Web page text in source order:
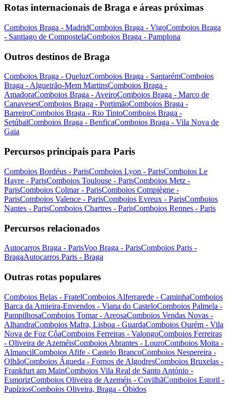
Rotas internacionais de Braga e áreas próximas
Comboios Braga - MadridComboios Braga - VigoComboios Braga
- Santiago de CompostelaComboios Braga - Pamplona
Outros destinos de Braga
Comboios Braga - QueluzComboios Braga - SantarémComboios
Braga - Algueirão-Mem MartinsComboios Braga -
AmadoraComboios Braga - AveiroComboios Braga - Marco de
CanavesesComboios Braga - PortimãoComboios Braga -
BarreiroComboios Braga - Rio TintoComboios Braga -
SetúbalComboios Braga - BenficaComboios Braga - Vila Nova de
Gaia
Percursos principais para Paris
Comboios Bordéus - ParisComboios Lyon - ParisComboios Le
Havre - ParisComboios Toulouse - ParisComboios Metz -
ParisComboios Colmar - ParisComboios Compiègne -
ParisComboios Valence - ParisComboios Evreux - ParisComboios
Nantes - ParisComboios Chartres - ParisComboios Rennes - Paris
Percursos relacionados
Autocarros Braga - ParisVoo Braga - ParisComboios Paris -
BragaAutocarros Paris - Braga
Outras rotas populares
Comboios Belas - FratelComboios Alferrarede - CaminhaComboios
Barca da Amieira-Envendos - Viana do CasteloComboios Palmela -
PampilhosaComboios Tomar - AreosaComboios Vendas Novas -
AlhandraComboios Mafra, Lisboa - GuardaComboios Ourém - Vila
Nova de Foz CôaComboios Ferreiras - ValongoComboios Ferreiras
- Oliveira de AzeméisComboios Abrantes - LouroComboios Moita -
AlmancilComboios Afife - Castelo BrancoComboios Nespereira -
OlhãoComboios Águeda - Fornos de AlgodresComboios Bruxelas -
Frankfurt am MainComboios Vila Real de Santo António -
EsmorizComboios Oliveira de Azeméis - CovilhãComboios Estoril -
PapíziosComboios Oliveira, Braga - Óbidos